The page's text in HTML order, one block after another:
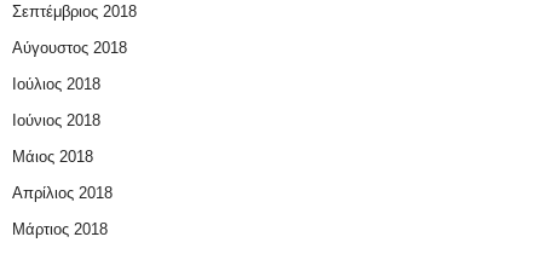
Σεπτέμβριος 2018
Αύγουστος 2018
Ιούλιος 2018
Ιούνιος 2018
Μάιος 2018
Απρίλιος 2018
Μάρτιος 2018